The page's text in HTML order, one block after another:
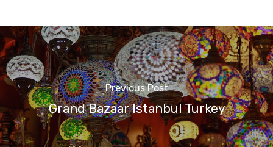
Previous Post
Grand Bazaar Istanbul Turkey